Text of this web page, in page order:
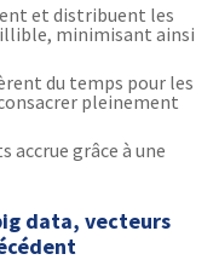
et distribuent les
minimisant ainsi
du temps pour les
pleinement
accrue grâce à une
data, vecteurs